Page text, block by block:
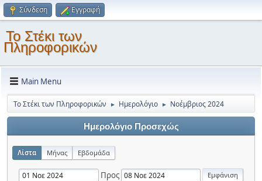
Σύνδεση Εγγραφή
Το Στέκι των
Πληροφορικών
Main Menu
Το Στέκι των Πληροφορικών ► Ημερολόγιο ► Νοέμβριος 2024
Ημερολόγιο Προσεχώς
Λίστα Μήνας Εβδομάδα
Προς